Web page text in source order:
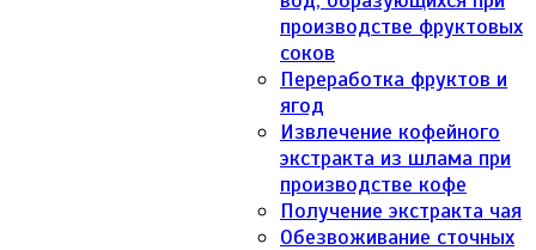
производстве фруктовых
соков
Переработка фруктов и
ягод
Извлечение кофейного
экстракта из шлама при
производстве кофе
Получение экстракта чая
Обезвоживание сточных